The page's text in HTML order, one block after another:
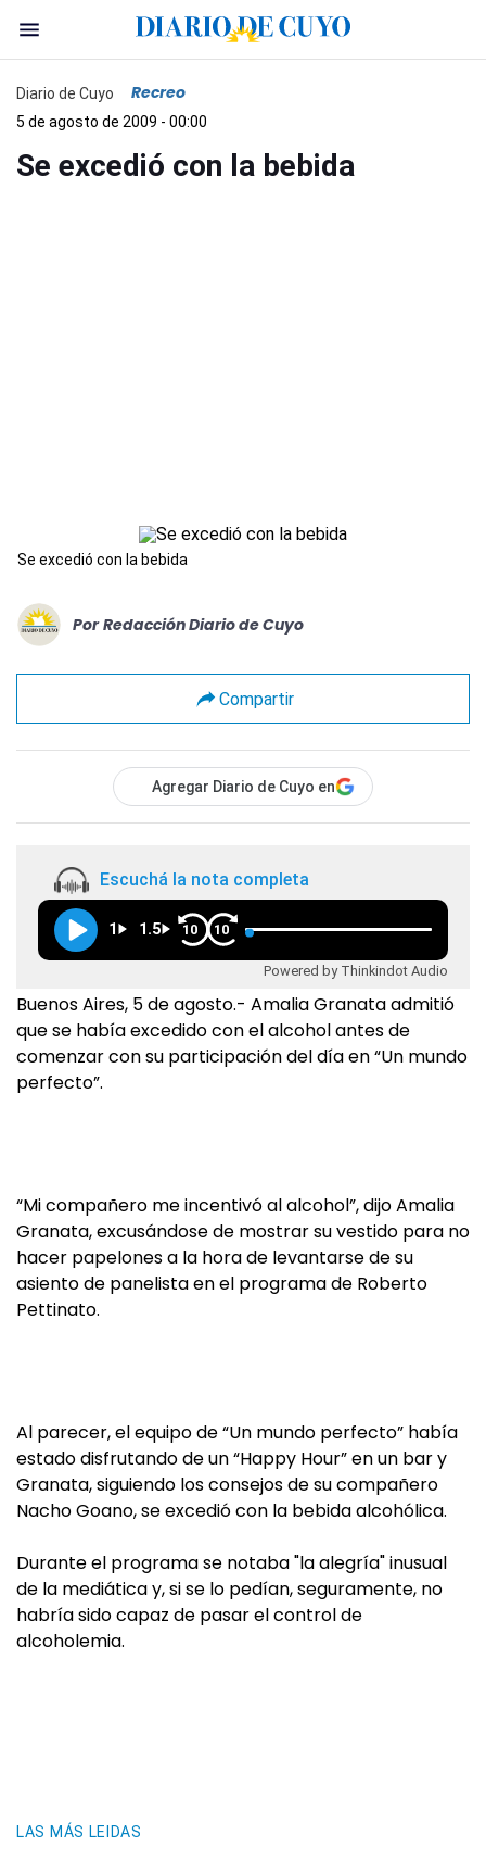
Diario de Cuyo Recreo
5 de agosto de 2009 - 00:00
Se excedió con la bebida
Se excedió con la bebida
Por Redacción Diario de Cuyo
Compartir
Agregar Diario de Cuyo en
Escuchá la nota completa
1 1.5 10 10
Powered by Thinkindot Audio
Buenos Aires, 5 de agosto.- Amalia Granata admitió
que se había excedido con el alcohol antes de
comenzar con su participación del día en “Un mundo
perfecto”.
“Mi compañero me incentivó al alcohol”, dijo Amalia
Granata, excusándose de mostrar su vestido para no
hacer papelones a la hora de levantarse de su
asiento de panelista en el programa de Roberto
Pettinato.
Al parecer, el equipo de “Un mundo perfecto” había
estado disfrutando de un “Happy Hour” en un bar y
Granata, siguiendo los consejos de su compañero
Nacho Goano, se excedió con la bebida alcohólica.
Durante el programa se notaba "la alegría" inusual
de la mediática y, si se lo pedían, seguramente, no
habría sido capaz de pasar el control de
alcoholemia.
LAS MÁS LEIDAS